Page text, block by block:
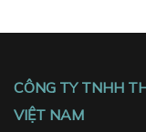
CÔNG TY TNHH
VIỆT NAM